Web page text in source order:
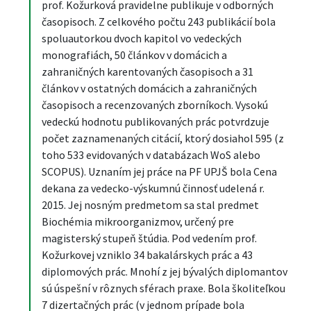
prof. Kožurková pravidelne publikuje v odborných
časopisoch. Z celkového počtu 243 publikácií bola
spoluautorkou dvoch kapitol vo vedeckých
monografiách, 50 článkov v domácich a
zahraničných karentovaných časopisoch a 31
článkov v ostatných domácich a zahraničných
časopisoch a recenzovaných zborníkoch. Vysokú
vedeckú hodnotu publikovaných prác potvrdzuje
počet zaznamenaných citácií, ktorý dosiahol 595 (z
toho 533 evidovaných v databázach WoS alebo
SCOPUS). Uznaním jej práce na PF UPJŠ bola Cena
dekana za vedecko-výskumnú činnosť udelená r.
2015. Jej nosným predmetom sa stal predmet
Biochémia mikroorganizmov, určený pre
magisterský stupeň štúdia. Pod vedením prof.
Kožurkovej vzniklo 34 bakalárskych prác a 43
diplomových prác. Mnohí z jej bývalých diplomantov
sú úspešní v rôznych sférach praxe. Bola školiteľkou
7 dizertačných prác (v jednom prípade bola